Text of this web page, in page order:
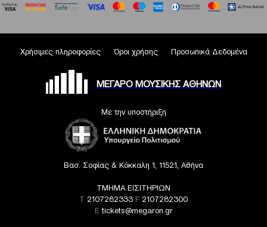
Χρήσιμες πληροφορίες Όροι χρήσης Προσωπικά Δεδομένα
ΜΕΓΑΡΟ ΜΟΥΣΙΚΗΣ ΑΘΗΝΩΝ
Με την υποστήριξη
Βασ. Σοφίας & Κόκκαλη 1, 11521, Αθήνα
ΤΜΗΜΑ ΕΙΣΙΤΗΡΙΩΝ
T 2107282333 F 2107282300
Etickets@megaron.gr